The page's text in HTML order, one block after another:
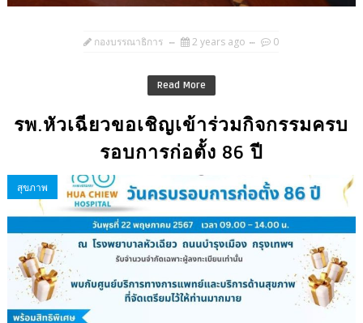
กองบรรณาธิการ 2 years ago 0
Read More
รพ.หัวเฉียวขอเชิญเข้าร่วมกิจกรรมครบ
รอบการก่อตั้ง 86 ปี
สุขภาพ